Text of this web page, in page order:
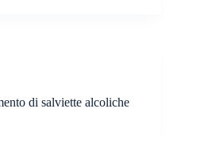
di salviette alcoliche